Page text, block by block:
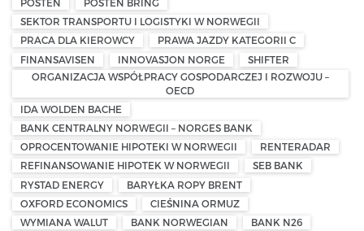
POSTEN
POSTEN BRING
SEKTOR TRANSPORTU I LOGISTYKI W NORWEGII
PRACA DLA KIEROWCY
PRAWA JAZDY KATEGORII C
FINANSAVISEN
INNOVASJON NORGE
SHIFTER
ORGANIZACJA WSPÓŁPRACY GOSPODARCZEJ I ROZWOJU –
OECD
IDA WOLDEN BACHE
BANK CENTRALNY NORWEGII – NORGES BANK
OPROCENTOWANIE HIPOTEKI W NORWEGII
RENTERADAR
REFINANSOWANIE HIPOTEK W NORWEGII
SEB BANK
RYSTAD ENERGY
BARYŁKA ROPY BRENT
OXFORD ECONOMICS
CIEŚNINA ORMUZ
WYMIANA WALUT
BANK NORWEGIAN
BANK N26